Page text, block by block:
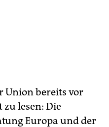
Union bereits vor
lesen: Die
Europa und der